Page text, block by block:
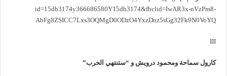
id=15db3174y366686580Y15db3174&fbclid=IwAR3x-nVzPm8-
AbFg8ZSICC7Lxs3OQMgD0ODzO4YxzDnz5sGg32Fk9N0VoYQ
III
كارول سماحة ومحمود درويش و “ستنتهي الحرب”